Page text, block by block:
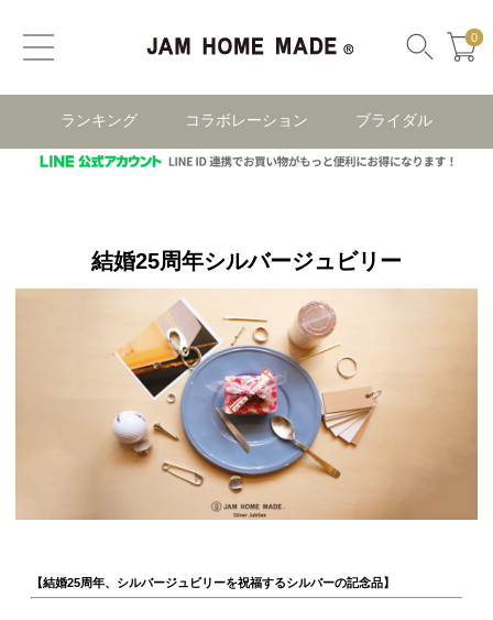
0
ランキング コラボレーション ブライダル
結婚25周年シルバージュビリー
【結婚25周年、シルバージュビリーを祝福するシルバーの記念品】